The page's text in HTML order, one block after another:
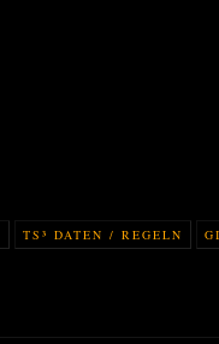
TS³ DATEN / REGELN